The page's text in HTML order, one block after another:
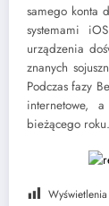
samego konta
systemami
urządzenia
znanych
Podczas fazy
internetowe,
bieżącego roku.
Wyświetlenia